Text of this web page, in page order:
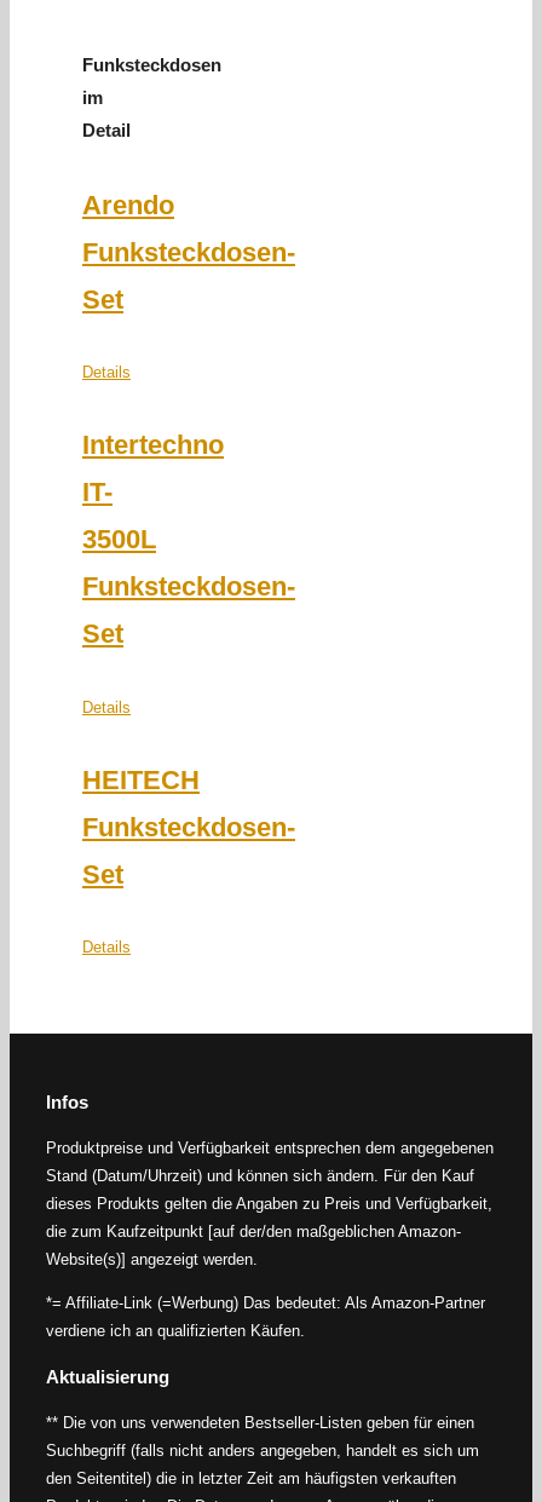
Funksteckdosen
im
Detail
Arendo
Funksteckdosen-
Set
Details
Intertechno
IT-
3500L
Funksteckdosen-
Set
Details
HEITECH
Funksteckdosen-
Set
Details
Infos
Produktpreise und Verfügbarkeit entsprechen dem angegebenen
Stand (Datum/Uhrzeit) und können sich ändern. Für den Kauf
dieses Produkts gelten die Angaben zu Preis und Verfügbarkeit,
die zum Kaufzeitpunkt [auf der/den maßgeblichen Amazon-
Website(s)] angezeigt werden.
*= Affiliate-Link (=Werbung) Das bedeutet: Als Amazon-Partner
verdiene ich an qualifizierten Käufen.
Aktualisierung
** Die von uns verwendeten Bestseller-Listen geben für einen
Suchbegriff (falls nicht anders angegeben, handelt es sich um
den Seitentitel) die in letzter Zeit am häufigsten verkauften